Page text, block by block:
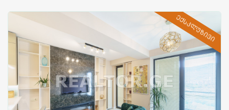
ᲔᲥᲡᲙᲚᲣᲖᲘᲕᲘ